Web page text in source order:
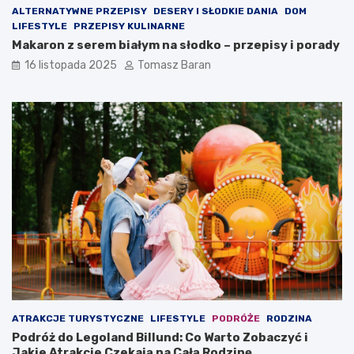
ALTERNATYWNE PRZEPISY DESERY I SŁODKIE DANIA
DOM
LIFESTYLE
PRZEPISY KULINARNE
Makaron z serem białym na słodko – przepisy i porady
16 listopada 2025 Tomasz Baran
ATRAKCJE TURYSTYCZNE LIFESTYLE PODRÓŻE RODZINA
Podróż do Legoland Billund: Co Warto Zobaczyć i